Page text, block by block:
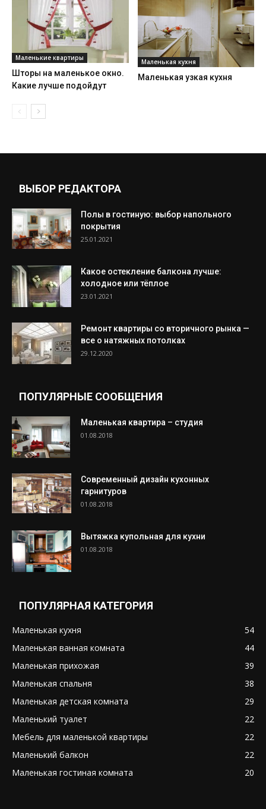
Маленькие квартиры
Шторы на маленькое окно.
Какие лучше подойдут
Маленькая кухня
Маленькая узкая кухня
ВЫБОР РЕДАКТОРА
Полы в гостиную: выбор напольного
покрытия
25.01.2021
Какое остекление балкона лучше:
холодное или тёплое
23.01.2021
Ремонт квартиры со вторичного рынка —
все о натяжных потолках
29.12.2020
ПОПУЛЯРНЫЕ СООБЩЕНИЯ
Маленькая квартира – студия
01.08.2018
Современный дизайн кухонных
гарнитуров
01.08.2018
Вытяжка купольная для кухни
01.08.2018
ПОПУЛЯРНАЯ КАТЕГОРИЯ
Маленькая кухня
54
Маленькая ванная комната
44
Маленькая прихожая
39
Маленькая спальня
38
Маленькая детская комната
29
Маленький туалет
22
Мебель для маленькой квартиры
22
Маленький балкон
22
Маленькая гостиная комната
20